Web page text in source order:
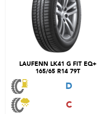
LAUFENN LK41 G FIT EQ+
165/65 R14 79T
D
C